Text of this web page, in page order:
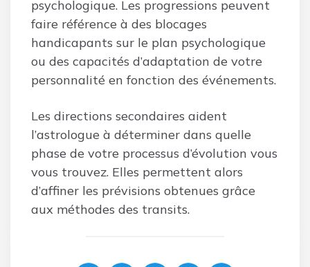
psychologique. Les progressions peuvent
faire référence à des blocages
handicapants sur le plan psychologique
ou des capacités d’adaptation de votre
personnalité en fonction des événements.
Les directions secondaires aident
l’astrologue à déterminer dans quelle
phase de votre processus d’évolution vous
vous trouvez. Elles permettent alors
d’affiner les prévisions obtenues grâce
aux méthodes des transits.